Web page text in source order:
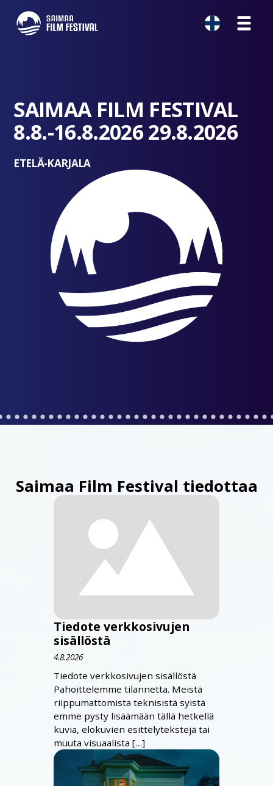
SAIMAA FILM FESTIVAL
8.8.-16.8.2026 29.8.2026
ETELÄ-KARJALA
Saimaa Film Festival tiedottaa
Tiedote verkkosivujen
sisällöstä
4.8.2026
Tiedote verkkosivujen sisällöstä
Pahoittelemme tilannetta. Meistä
riippumattomista teknisistä syistä
emme pysty lisäämään tällä hetkellä
kuvia, elokuvien esittelytekstejä tai
muuta visuaalista […]